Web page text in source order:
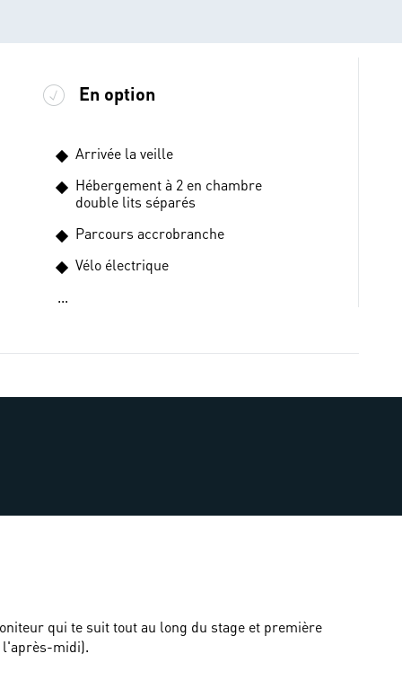
En option
Arrivée la veille
Hébergement à 2 en chambre
double lits séparés
Parcours accrobranche
Vélo électrique
...
qui te suit tout au long du stage et première
l'après-midi).